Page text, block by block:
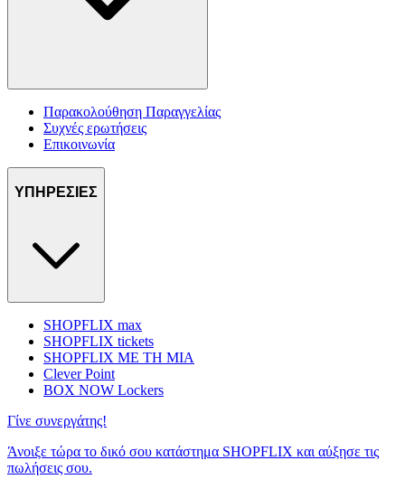
Παρακολούθηση Παραγγελίας
Συχνές ερωτήσεις
Επικοινωνία
ΥΠΗΡΕΣΙΕΣ
SHOPFLIX max
SHOPFLIX tickets
SHOPFLIX ΜΕ ΤΗ ΜΙΑ
Clever Point
BOX NOW Lockers
Γίνε συνεργάτης!
Άνοιξε τώρα το δικό σου κατάστημα SHOPFLIX και αύξησε τις
πωλήσεις σου.